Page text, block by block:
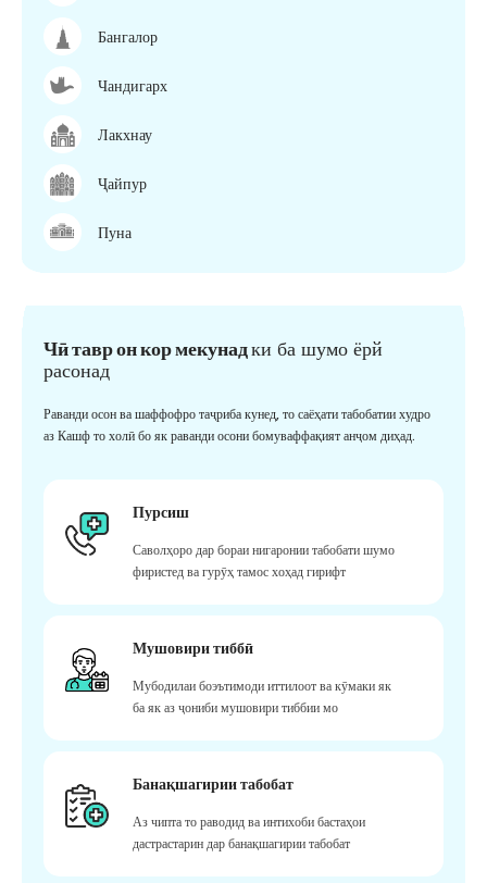
Бангалор
Чандигарх
Лакхнау
Ҷайпур
Пуна
Чӣ тавр он кор мекунадки ба шумо ёрй
расонад
Раванди осон ва шаффофро таҷриба кунед, то саёҳати табобатии худро
аз Кашф то холӣ бо як раванди осони бомуваффақият анҷом диҳад.
Пурсиш
Саволҳоро дар бораи нигаронии табобати шумо
фиристед ва гурӯҳ тамос хоҳад гирифт
Мушовири тиббӣ
Мубодилаи боэътимоди иттилоот ва кӯмаки як
ба як аз ҷониби мушовири тиббии мо
Банақшагирии табобат
Аз чипта то раводид ва интихоби бастаҳои
дастрастарин дар банақшагирии табобат